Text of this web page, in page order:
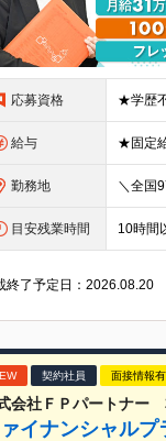
応募資格
給与
勤務地
目安残業時間 10時間
終了予定日：2026.08.20
契約社員 面接情報有
会社ＦＰパートナー
イナンシャル